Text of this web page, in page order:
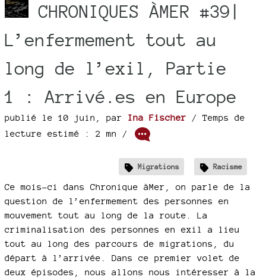
CHRONIQUES ÀMER #39|
L’enfermement tout au
long de l’exil, Partie
1 : Arrivé.es en Europe
publié le 10 juin par Ina Fischer / Temps de
lecture estimé : 2 mn /
Migrations Racisme
Ce mois-ci dans Chronique àMer, on parle de la
question de l’enfermement des personnes en
mouvement tout au long de la route. La
criminalisation des personnes en exil a lieu
tout au long des parcours de migrations, du
départ à l’arrivée. Dans ce premier volet de
deux épisodes, nous allons nous intéresser à la